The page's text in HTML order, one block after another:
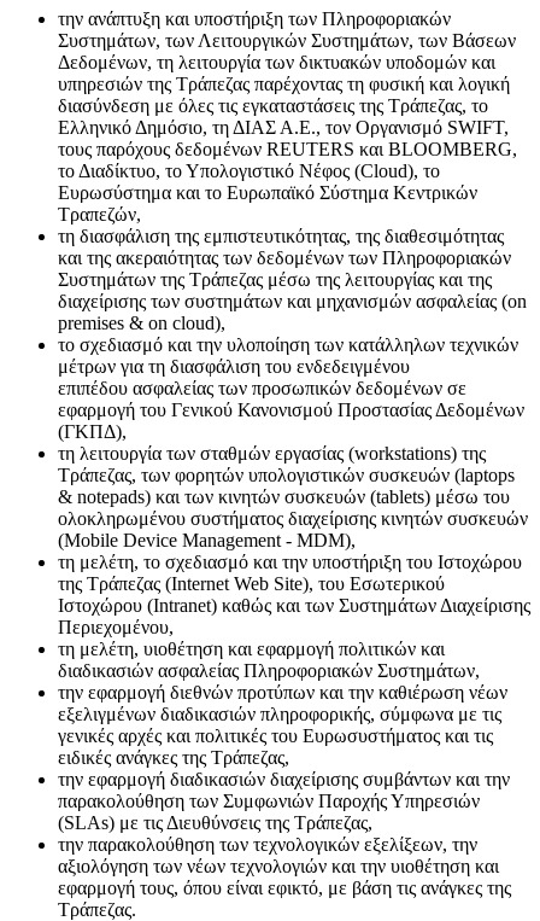
την ανάπτυξη και υποστήριξη των Πληροφοριακών
Συστημάτων, των Λειτουργικών Συστημάτων, των Βάσεων
Δεδομένων, τη λειτουργία των δικτυακών υποδομών και
υπηρεσιών της Τράπεζας παρέχοντας τη φυσική και λογική
διασύνδεση με όλες τις εγκαταστάσεις της Τράπεζας, το
Ελληνικό Δημόσιο, τη ΔΙΑΣ Α.Ε., τον Οργανισμό SWIFT,
τους παρόχους δεδομένων REUTERS και BLOOMBERG,
το Διαδίκτυο, το Υπολογιστικό Νέφος (Cloud), το
Ευρωσύστημα και το Ευρωπαϊκό Σύστημα Κεντρικών
Τραπεζών,
τη διασφάλιση της εμπιστευτικότητας, της διαθεσιμότητας
και της ακεραιότητας των δεδομένων των Πληροφοριακών
Συστημάτων της Τράπεζας μέσω της λειτουργίας και της
διαχείρισης των συστημάτων και μηχανισμών ασφαλείας (on
premises & on cloud),
το σχεδιασμό και την υλοποίηση των κατάλληλων τεχνικών
μέτρων για τη διασφάλιση του ενδεδειγμένου
επιπέδου ασφαλείας των προσωπικών δεδομένων σε
εφαρμογή του Γενικού Κανονισμού Προστασίας Δεδομένων
(ΓΚΠΔ),
τη λειτουργία των σταθμών εργασίας (workstations) της
Τράπεζας, των φορητών υπολογιστικών συσκευών (laptops
& notepads) και των κινητών συσκευών (tablets) μέσω του
ολοκληρωμένου συστήματος διαχείρισης κινητών συσκευών
(Mobile Device Management - MDM),
τη μελέτη, το σχεδιασμό και την υποστήριξη του Ιστοχώρου
της Τράπεζας (Internet Web Site), του Εσωτερικού
Ιστοχώρου (Intranet) καθώς και των Συστημάτων Διαχείρισης
Περιεχομένου,
τη μελέτη, υιοθέτηση και εφαρμογή πολιτικών και
διαδικασιών ασφαλείας Πληροφοριακών Συστημάτων,
την εφαρμογή διεθνών προτύπων και την καθιέρωση νέων
εξελιγμένων διαδικασιών πληροφορικής, σύμφωνα με τις
γενικές αρχές και πολιτικές του Ευρωσυστήματος και τις
ειδικές ανάγκες της Τράπεζας,
την εφαρμογή διαδικασιών διαχείρισης συμβάντων και την
παρακολούθηση των Συμφωνιών Παροχής Υπηρεσιών
(SLAs) με τις Διευθύνσεις της Τράπεζας,
την παρακολούθηση των τεχνολογικών εξελίξεων, την
αξιολόγηση των νέων τεχνολογιών και την υιοθέτηση και
εφαρμογή τους, όπου είναι εφικτό, με βάση τις ανάγκες της
Τράπεζας.